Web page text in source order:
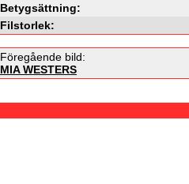
Betygsättning:
Filstorlek:
Föregående bild:
MIA WESTERS